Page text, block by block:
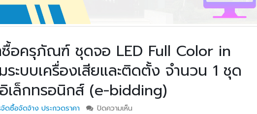
ซื้อครุภัณฑ์ ชุดจอ LED Full Color in
ะบบเครื่องเสียและติดตั้ง จำนวน 1 ชุด
เล็กทรอนิกส์ (e-bidding)
จัดซื้อจัดจ้าง ประกวดราคา ปิดความเห็น
กรรมการติดตามการ
ติดตามการดำเนินงานของ
ประกาศวิทยาลัยเทคนิ
อุบลราชธานี การรับบุคคลเข้าศึกษาต่อ